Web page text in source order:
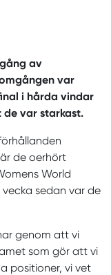
av
var
i hårda vindar
var starkast.
de oerhört
World
sedan var de
genom att vi
som gör att vi
positioner, vi vet